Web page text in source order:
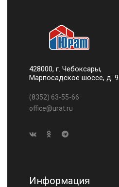
428000, г. Чебоксары,
Марпосадское шоссе, д. 9
(8352) 63-55-66
office@urat.ru
Информация